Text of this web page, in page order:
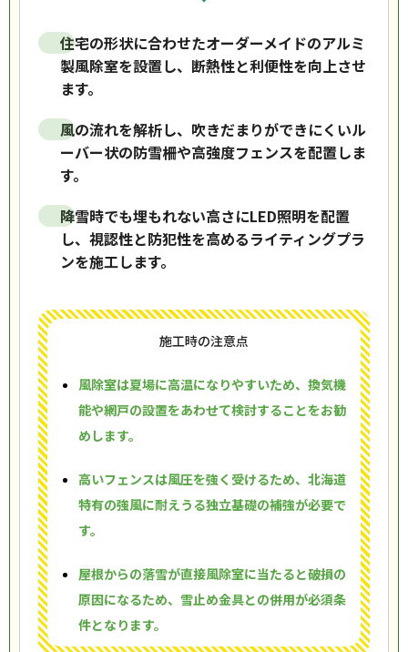
住宅の形状に合わせたオーダーメイドのアルミ
製風除室を設置し、断熱性と利便性を向上させ
ます。
風の流れを解析し、吹きだまりができにくいル
ーバー状の防雪柵や高強度フェンスを配置しま
す。
降雪時でも埋もれない高さにLED照明を配置
し、視認性と防犯性を高めるライティングプラ
ンを施工します。
施工時の注意点
風除室は夏場に高温になりやすいため、換気機
能や網戸の設置をあわせて検討することをお勧
めします。
高いフェンスは風圧を強く受けるため、北海道
特有の強風に耐えうる独立基礎の補強が必要で
す。
屋根からの落雪が直接風除室に当たると破損の
原因になるため、雪止め金具との併用が必須条
件となります。